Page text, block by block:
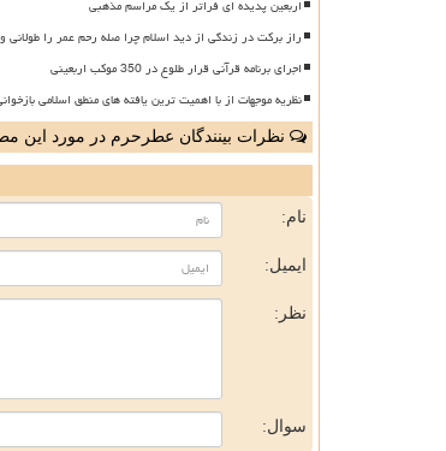
اربعین پدیده ای فراتر از یک مراسم مذهبی
راز برکت در زندگی از دید اسلام چرا صله رحم عمر را
اجرای برنامه قرآنی قرار طلوع در 350 موکب اربعینی
نظریه موجهات از با اهمیت ترین یافته های منطق اسلامی
نظرات بینندگان عطرحرم در مورد این
نام:
ایمیل:
نظر:
سوال: